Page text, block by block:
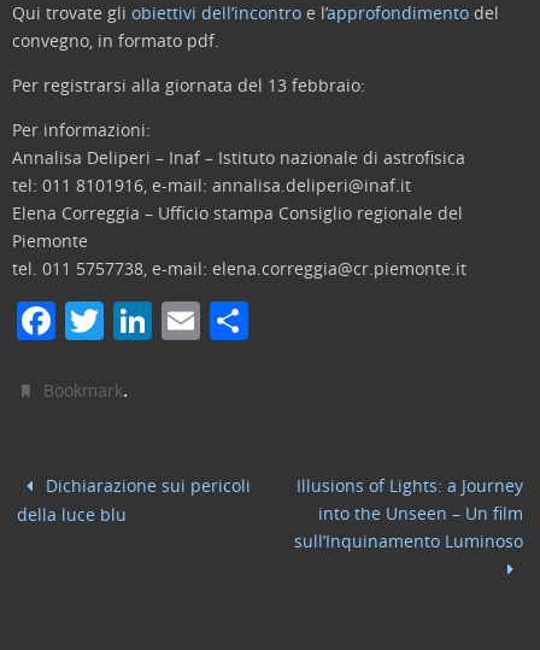
Qui trovate gli obiettivi dell’incontro e l’approfondimento del
convegno, in formato pdf.
Per registrarsi alla giornata del 13 febbraio:
Per informazioni:
Annalisa Deliperi – Inaf – Istituto nazionale di astrofisica
tel: 011 8101916, e-mail: annalisa.deliperi@inaf.it
Elena Correggia – Ufficio stampa Consiglio regionale del
Piemonte
tel. 011 5757738, e-mail: elena.correggia@cr.piemonte.it
F
c
b
o
T
itt
Li
dI
E
vi
Bookmark.
Dichiarazione sui pericoli
della luce blu
Illusions of Lights: a Journey
into the Unseen – Un film
sull’Inquinamento Luminoso